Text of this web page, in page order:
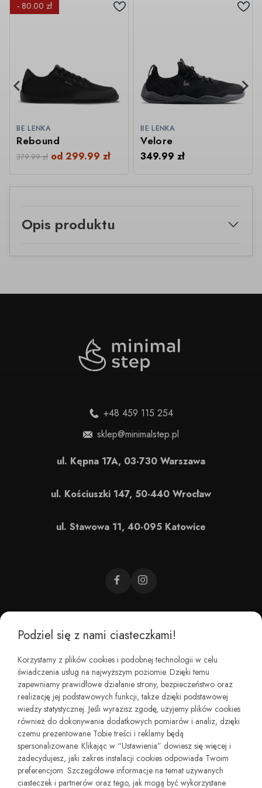
- 80.00 zł
BE LENKA
Rebound
379.99zł od299.99zł
BE LENKA
Velore
349.99zł
Opis produktu
CZEMU BAREFOOT?
KIM JESTEŚMY?
REGULAMINY I ZWROTY
+48 459 115 254
sklep@minimalstep.pl
ul. Kępna 17A, 03-730 Warszawa
ul. Kościuszki 147, 50-440 Wrocław
ul. Stawowa 11, 40-095 Katowice
Podziel się z nami ciasteczkami!
Korzystamy z plików cookies i podobnej technologii w celu
świadczenia usług na najwyższym poziomie. Dzięki temu
zapewniamy prawidłowe działanie strony, bezpieczeństwo oraz
realizację jej podstawowych funkcji, także dzięki podstawowej
wiedzy statystycznej. Jeśli wyrazisz zgodę, użyjemy plików cookies
również do dokonywania dodatkowych pomiarów i analiz, dzięki
czemu prezentowane Tobie treści i reklamy będą
spersonalizowane. Klikając w “Ustawienia” dowiesz się więcej i
zadecydujesz, jaki zakres instalacji cookies odpowiada Twoim
preferencjom. Szczegółowe informacje na temat używanych
ciasteczek i partnerów oraz tego, jak mogą być wykorzystane